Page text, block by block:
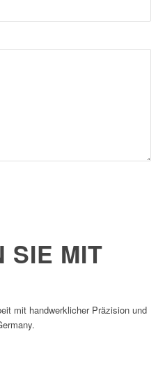
SIE MIT
mit handwerklicher Präzision und